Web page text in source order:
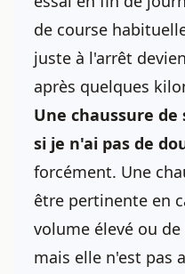
de course
juste à l'arrêt
après quelques
Une chaussure
si je n'ai pas de
forcément. Une
être pertinente en
volume élevé ou
mais elle n'est pas